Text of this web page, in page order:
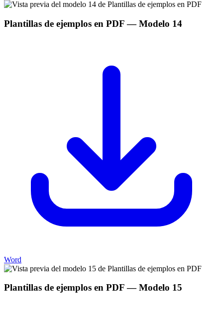
Plantillas de ejemplos en PDF— Modelo 14
Word
Plantillas de ejemplos en PDF— Modelo 15